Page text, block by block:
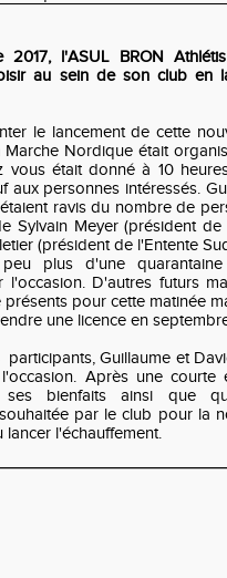
2017, l'ASUL BRON
au sein de son club en
le lancement de cette
Nordique était
vous était donné à 10
aux personnes intéressés.
ravis du nombre de
Sylvain Meyer (président de
(président de l'Entente
plus d'une
l'occasion. D'autres futurs
pour cette matinée
une licence en
participants, Guillaume et
Après une courte
bienfaits ainsi que
par le club pour la
lancer l'échauffement.